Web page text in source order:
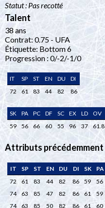
Statut : Pas recotté
Talent
38 ans
Contrat: 0.75 - UFA
Étiquette: Bottom 6
Progression : 0/-2/-1/0
IT SP ST EN DU
DI
72
61 83 44 82 86
SK PA PC DF SC EX LD
OV
59
56 66 60 55 96 37 61.8
Attributs précédemment
IT SP ST EN DU DI SK PA
72
61 83 44 82 86 59 56
74
63 85 47 82 86 61 59
74
63 85 50 82 86 61 60